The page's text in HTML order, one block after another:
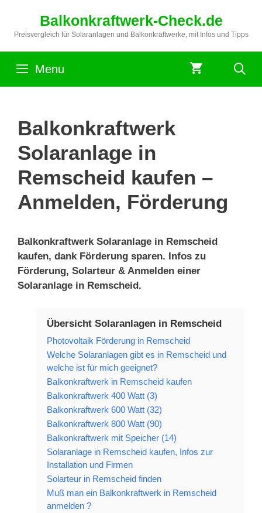
springen
Balkonkraftwerk-Check.de
Preisvergleich für Solaranlagen und Balkonkraftwerke, mit Infos und Tipps
Menu
Balkonkraftwerk
Solaranlage in
Remscheid kaufen –
Anmelden, Förderung
Balkonkraftwerk Solaranlage in Remscheid
kaufen, dank Förderung sparen. Infos zu
Förderung, Solarteur & Anmelden einer
Solaranlage in Remscheid.
Übersicht Solaranlagen in Remscheid
Photovoltaik Förderung in Remscheid
Welche Solaranlagen gibt es in Remscheid und
welche ist für mich geeignet?
Balkonkraftwerk in Remscheid kaufen
Balkonkraftwerk 400 Watt (3)
Balkonkraftwerk 600 Watt (32)
Balkonkraftwerk 800 Watt (90)
Balkonkraftwerk mit Speicher (14)
Solaranlage in Remscheid kaufen, Infos zur
Installation und Firmen
Solarteur in Remscheid finden
Muß man ein Balkonkraftwerk in Remscheid
anmelden ?